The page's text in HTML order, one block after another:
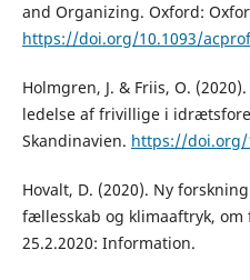
and Organizing. Oxford:
https://doi.org/10.1093/
Holmgren, J. & Friis, O.
ledelse af frivillige i
Skandinavien. https://doi.org/
Hovalt, D. (2020). Ny
fællesskab og klimaaftryk, om
25.2.2020: Information.